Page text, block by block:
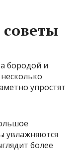
бородой и
упростят
увлажняются
более